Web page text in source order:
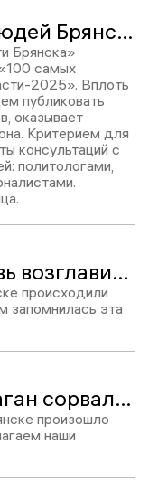
ТОП-100 влиятельных людей Брянской области – 2025: Алексей Невструев, место № 75
Брянска»
самых
2025». Вплоть
публиковать
оказывает
Критерием для
консультаций с
политологами,
27 ноября Макаров вновь возглавил администрацию Брянска
происходили
запомнилась эта
22 апреля в Брянске ураган сорвал крышу дворца железнодорожников
произошло
наши